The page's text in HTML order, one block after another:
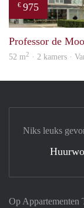
€ 975
Professor de
52 m2 · 2 kamers ·
Op
Niks leuks